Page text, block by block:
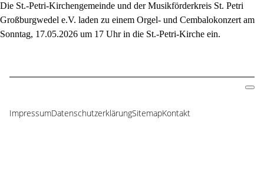
Die St.-Petri-Kirchengemeinde und der Musikförderkreis St. Petri
Großburgwedel e.V. laden zu einem Orgel- und Cembalokonzert am
Sonntag, 17.05.2026 um 17 Uhr in die St.-Petri-Kirche ein.
Navigation
ImpressumDatenschutzerklärungSitemapKontakt